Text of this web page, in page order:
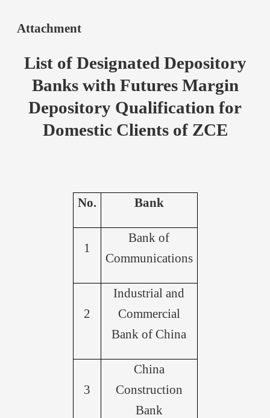
Attachment
List of Designated Depository
Banks with Futures Margin
Depository Qualification for
Domestic Clients of ZCE
No. Bank
1
Bank of
Communications
2
Industrial and
Commercial
Bank of China
3
China
Construction
Bank